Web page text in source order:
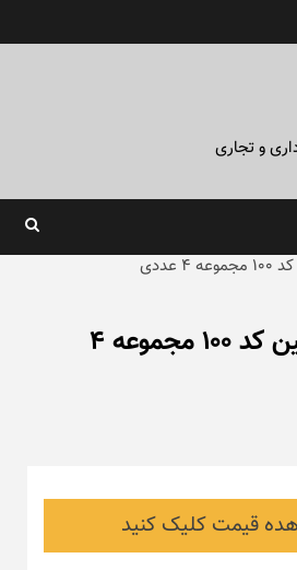
و تجاری
مگنت طرح کورالیین کد ۱۰۰ مجموعه ۴
قیمت کلیک کنید